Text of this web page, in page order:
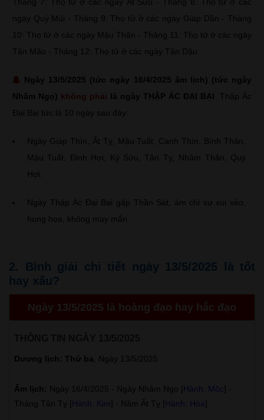
ngày Quý Mùi - Tháng 9: Thọ tử ở các ngày Giáp Dần - Tháng
10: Thọ tử ở các ngày Mậu Thân - Tháng 11: Thọ tử ở các ngày
Tân Mão - Tháng 12: Thọ tử ở các ngày Tân Dậu
Ngày 13/5/2025 (tức ngày 16/4/2025 âm lịch) (tức ngày
Nhâm Ngọ) không phải là ngày THẬP ÁC ĐẠI BẠI . Thập Ác
Đại Bại tức là 10 ngày sau đây:
Ngày Giáp Thìn, Ất Tỵ, Mậu Tuất, Canh Thìn, Bính Thân,
Mậu Tuất, Đinh Hợi, Kỷ Sửu, Tân Tỵ, Nhâm Thân, Quý
Hợi.
Ngày Thập Ác Đại Bại gặp Thần Sát, ám chỉ sự xui xẻo,
hung họa, không may mắn.
2. Bình giải chi tiết ngày 13/5/2025 là tốt
hay xấu?
Ngày 13/5/2025 là hoàng đạo hay hắc đạo
Dương lịch: Thứ ba , Ngày 13/5/2025
Âm lịch: Ngày 16/4/2025 - Ngày Nhâm Ngọ [ Hành: Mộc
] -
Tháng Tân Tỵ [ Hành: Kim ] - Năm Ất Tỵ [ Hành: Hỏa